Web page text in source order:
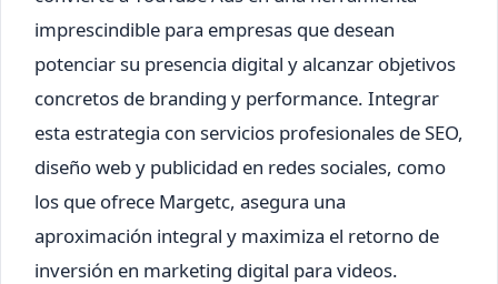
imprescindible para empresas que desean
potenciar su presencia digital y alcanzar objetivos
concretos de branding y performance. Integrar
esta estrategia con servicios profesionales de SEO,
diseño web y publicidad en redes sociales, como
los que ofrece Margetc, asegura una
aproximación integral y maximiza el retorno de
inversión en marketing digital para videos.